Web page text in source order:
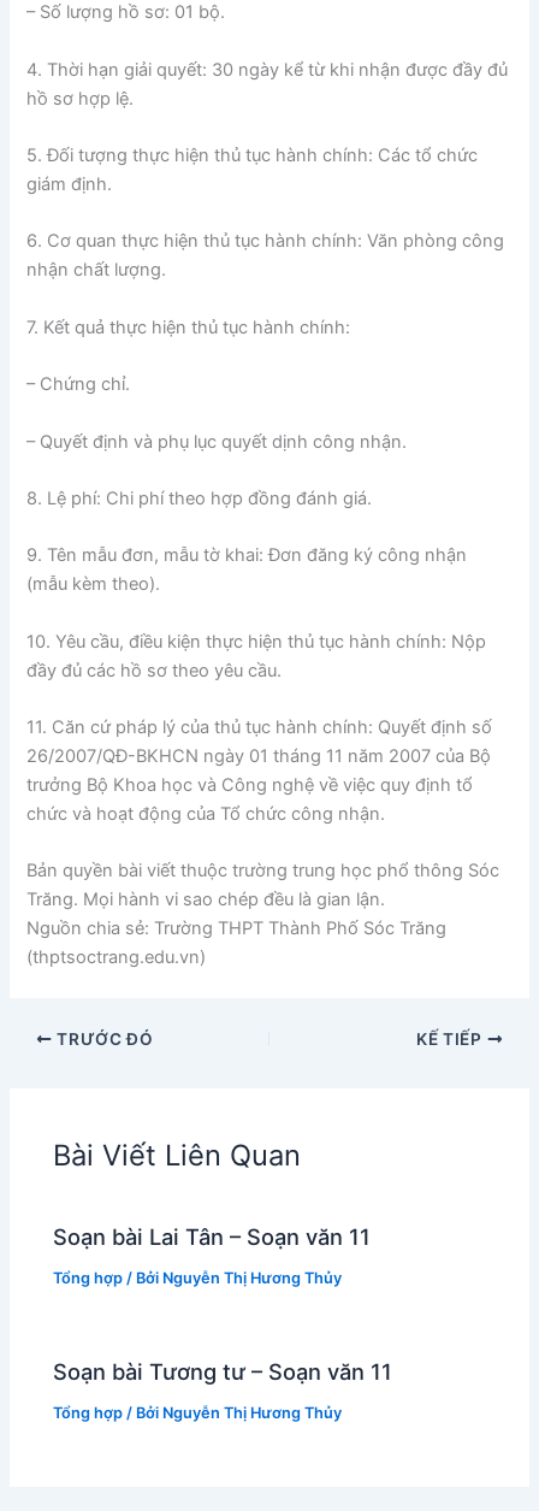
– Số lượng hồ sơ: 01 bộ.
4. Thời hạn giải quyết: 30 ngày kể từ khi nhận được đầy đủ
hồ sơ hợp lệ.
5. Đối tượng thực hiện thủ tục hành chính: Các tổ chức
giám định.
6. Cơ quan thực hiện thủ tục hành chính: Văn phòng công
nhận chất lượng.
7. Kết quả thực hiện thủ tục hành chính:
– Chứng chỉ.
– Quyết định và phụ lục quyết dịnh công nhận.
8. Lệ phí: Chi phí theo hợp đồng đánh giá.
9. Tên mẫu đơn, mẫu tờ khai: Đơn đăng ký công nhận
(mẫu kèm theo).
10. Yêu cầu, điều kiện thực hiện thủ tục hành chính: Nộp
đầy đủ các hồ sơ theo yêu cầu.
11. Căn cứ pháp lý của thủ tục hành chính: Quyết định số
26/2007/QĐ-BKHCN ngày 01 tháng 11 năm 2007 của Bộ
trưởng Bộ Khoa học và Công nghệ về việc quy định tổ
chức và hoạt động của Tổ chức công nhận.
Bản quyền bài viết thuộc trường trung học phổ thông Sóc
Trăng. Mọi hành vi sao chép đều là gian lận.
Nguồn chia sẻ: Trường THPT Thành Phố Sóc Trăng
(thptsoctrang.edu.vn)
TRƯỚC ĐÓ KẾ TIẾP
Bài Viết Liên Quan
Soạn bài Lai Tân – Soạn văn 11
Tổng hợp / Bởi Nguyễn Thị Hương Thủy
Soạn bài Tương tư – Soạn văn 11
Tổng hợp / Bởi Nguyễn Thị Hương Thủy